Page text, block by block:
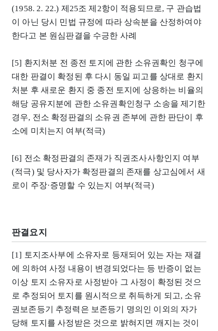
(1958. 2. 22.) 제25조 제2항이 적용되므로, 구 관습법
이 아닌 당시 민법 규정에 따라 상속분을 산정하여야
한다고 본 원심판결을 수긍한 사례
[5] 환지처분 전 종전 토지에 관한 소유권확인 청구에
대한 판결이 확정된 후 다시 동일 피고를 상대로 환지
처분 후 새로운 환지 중 종전 토지에 상응하는 비율의
해당 공유지분에 관한 소유권확인청구 소송을 제기한
경우, 전소 확정판결의 소유권 존부에 관한 판단이 후
소에 미치는지 여부(적극)
[6] 전소 확정판결의 존재가 직권조사사항인지 여부
(적극) 및 당사자가 확정판결의 존재를 상고심에서 새
로이 주장·증명할 수 있는지 여부(적극)
판결요지
[1] 토지조사부에 소유자로 등재되어 있는 자는 재결
에 의하여 사정 내용이 변경되었다는 등 반증이 없는
이상 토지 소유자로 사정받아 그 사정이 확정된 것으
로 추정되어 토지를 원시적으로 취득하게 되고, 소유
권보존등기 추정력은 보존등기 명의인 이외의 자가
당해 토지를 사정받은 것으로 밝혀지면 깨지는 것이